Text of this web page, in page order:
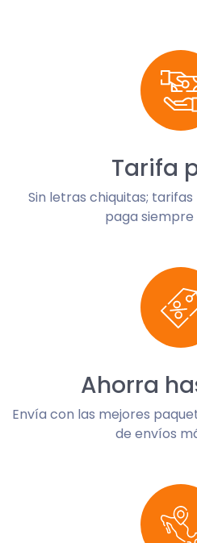
Tarifa
Sin letras chiquitas;
paga siempre
Ahorra
Envía con las mejores
de envíos